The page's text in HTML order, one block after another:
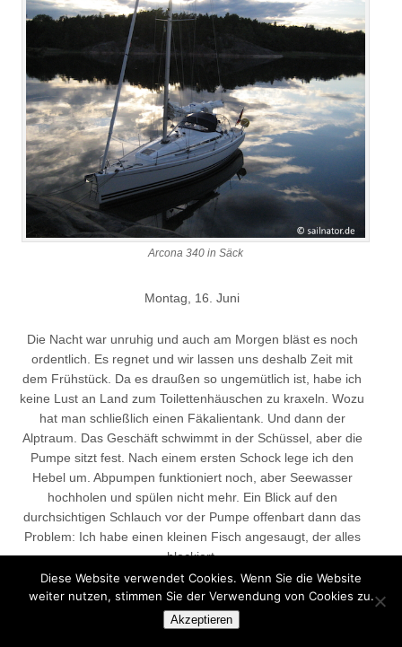
Arcona 340 in Säck
Montag, 16. Juni
Die Nacht war unruhig und auch am Morgen bläst es noch
ordentlich. Es regnet und wir lassen uns deshalb Zeit mit
dem Frühstück. Da es draußen so ungemütlich ist, habe ich
keine Lust an Land zum Toilettenhäuschen zu kraxeln. Wozu
hat man schließlich einen Fäkalientank. Und dann der
Alptraum. Das Geschäft schwimmt in der Schüssel, aber die
Pumpe sitzt fest. Nach einem ersten Schock lege ich den
Hebel um. Abpumpen funktioniert noch, aber Seewasser
hochholen und spülen nicht mehr. Ein Blick auf den
durchsichtigen Schlauch vor der Pumpe offenbart dann das
Problem: Ich habe einen kleinen Fisch angesaugt, der alles
blockiert.
Diese Website verwendet Cookies. Wenn Sie die Website
weiter nutzen, stimmen Sie der Verwendung von Cookies zu.
Akzeptieren